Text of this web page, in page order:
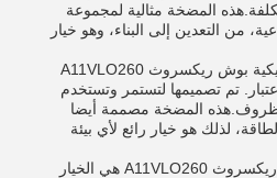
المضخة مثالية لمجموعة
من التعدين إلى البناء، وهو خيار
تم تصميم المضخة الهيدروليكية بوش ريكسروث A11VLO260
تم تصميمها لتستمر وتستخدم
المضخة مصممة أيضا
لذلك هو خيار رائع لأي بيئة
المضخة الهيدروليكية بوش ريكسروث A11VLO260 هي الخيار